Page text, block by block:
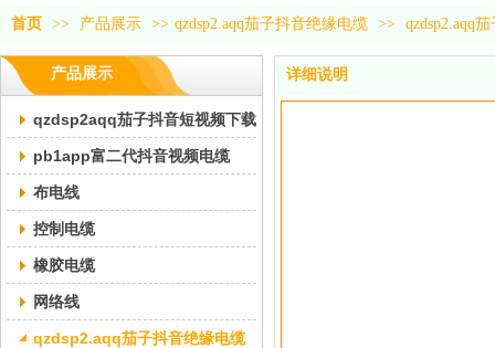
首页 >> 产品展示 >> qzdsp2.aqq茄子抖音绝缘电缆 >> qzdsp2.aqq
产品展示
qzdsp2aqq茄子抖音短视频下载交联pb1app富二代抖音视频电缆
pb1app富二代抖音视频电缆
布电线
控制电缆
橡胶电缆
网络线
qzdsp2.aqq茄子抖音绝缘电缆
详细说明